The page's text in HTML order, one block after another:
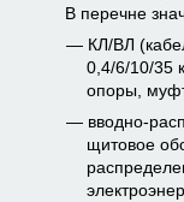
В перечне
КЛ/ВЛ
0,4/6/10/35
опоры,
вводно-
щитовое